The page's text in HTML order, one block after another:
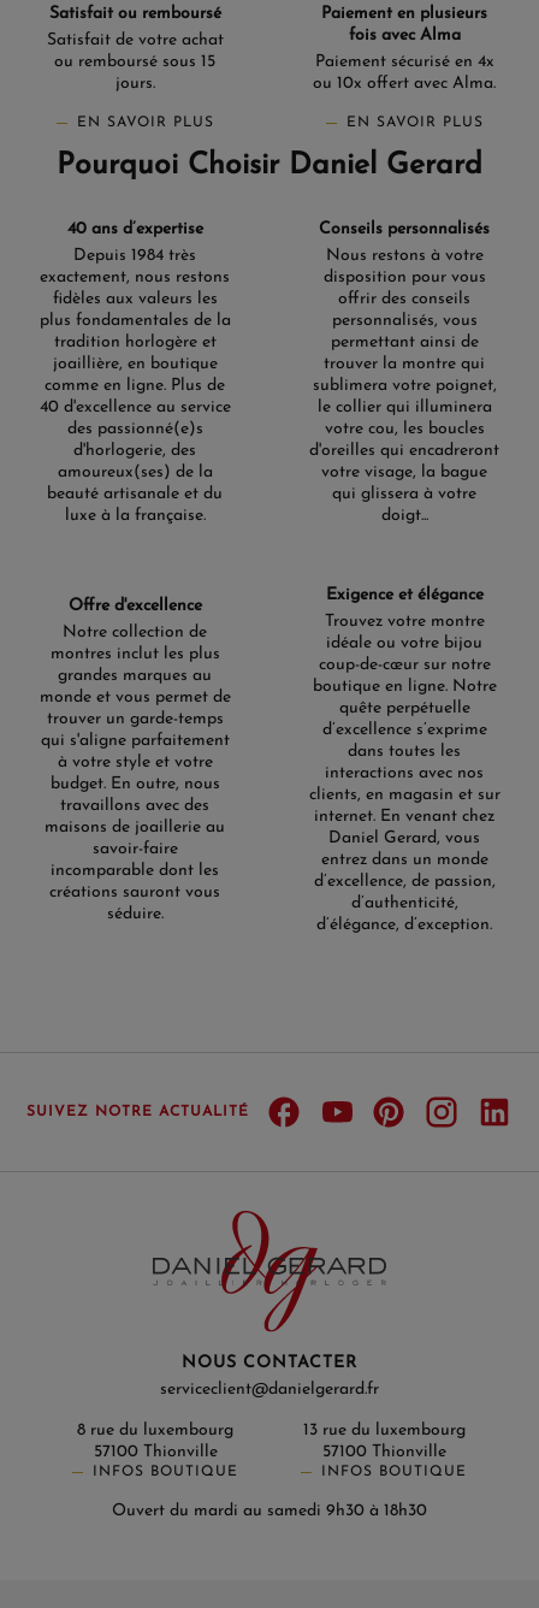
Satisfait ou remboursé
Satisfait de votre achat
ou remboursé sous 15
jours.
EN SAVOIR PLUS
Paiement en plusieurs
fois avec Alma
Paiement sécurisé en 4x
ou 10x offert avec Alma.
EN SAVOIR PLUS
Pourquoi Choisir Daniel Gerard
40 ans d’expertise
Depuis 1984 très
exactement, nous restons
fidèles aux valeurs les
plus fondamentales de la
tradition horlogère et
joaillière, en boutique
comme en ligne. Plus de
40 d'excellence au service
des passionné(e)s
d'horlogerie, des
amoureux(ses) de la
beauté artisanale et du
luxe à la française.
Conseils personnalisés
Nous restons à votre
disposition pour vous
offrir des conseils
personnalisés, vous
permettant ainsi de
trouver la montre qui
sublimera votre poignet,
le collier qui illuminera
votre cou, les boucles
d'oreilles qui encadreront
votre visage, la bague
qui glissera à votre
doigt...
Offre d'excellence
Notre collection de
montres inclut les plus
grandes marques au
monde et vous permet de
trouver un garde-temps
qui s'aligne parfaitement
à votre style et votre
budget. En outre, nous
travaillons avec des
maisons de joaillerie au
savoir-faire
incomparable dont les
créations sauront vous
séduire.
Exigence et élégance
Trouvez votre montre
idéale ou votre bijou
coup-de-cœur sur notre
boutique en ligne. Notre
quête perpétuelle
d’excellence s’exprime
dans toutes les
interactions avec nos
clients, en magasin et sur
internet. En venant chez
Daniel Gerard, vous
entrez dans un monde
d’excellence, de passion,
d’authenticité,
d’élégance, d’exception.
SUIVEZ NOTRE ACTUALITÉ
NOUS CONTACTER
serviceclient@danielgerard.fr
8 rue du luxembourg
57100 Thionville
INFOS BOUTIQUE
13 rue du luxembourg
57100 Thionville
INFOS BOUTIQUE
Ouvert du mardi au samedi 9h30 à 18h30